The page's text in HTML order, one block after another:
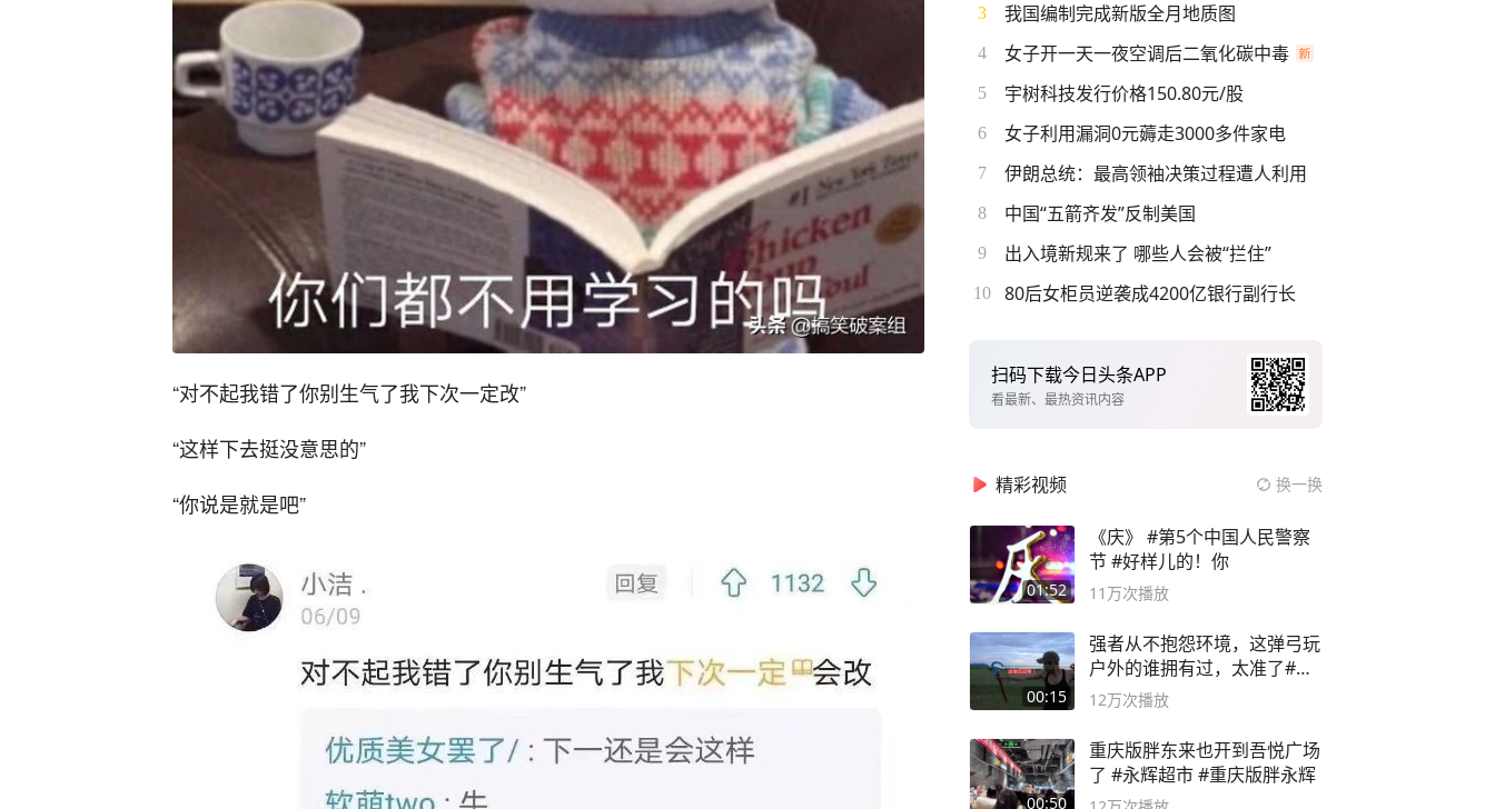
“对不起我错了你别生气了我下次一定改”
“这样下去挺没意思的”
“你说是就是吧”
3 我国编制完成新版全月地质图
4 女子开一天一夜空调后二氧化碳中毒
5 宇树科技发行价格150.80元/股
6 女子利用漏洞0元薅走3000多件家电
7 伊朗总统：最高领袖决策过程遭人利用
8 中国“五箭齐发”反制美国
9 出入境新规来了 哪些人会被“拦住”
10 80后女柜员逆袭成4200亿银行副行长
扫码下载今日头条APP
看最新、最热资讯内容
精彩视频 换一换
01:52
《庆》 #第5个中国人民警察
节 #好样儿的！你
11万次播放
00:15
强者从不抱怨环境，这弹弓玩
户外的谁拥有过，太准了#弹
弓#户外
12万次播放
00:50
重庆版胖东来也开到吾悦广场
了 #永辉超市 #重庆版胖永辉